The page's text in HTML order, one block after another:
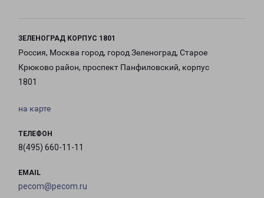
ЗЕЛЕНОГРАД КОРПУС 1801
Россия, Москва город, город Зеленоград, Старое
Крюково район, проспект Панфиловский, корпус
1801
на карте
ТЕЛЕФОН
8(495) 660-11-11
EMAIL
pecom@pecom.ru